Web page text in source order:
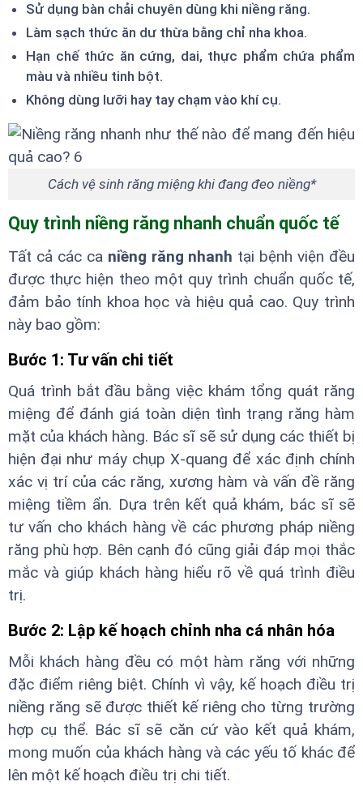
Sử dụng bàn chải chuyên dùng khi niềng răng.
Làm sạch thức ăn dư thừa bằng chỉ nha khoa.
Hạn chế thức ăn cứng, dai, thực phẩm chứa phẩm
màu và nhiều tinh bột.
Không dùng lưỡi hay tay chạm vào khí cụ.
Cách vệ sinh răng miệng khi đang đeo niềng*
Quy trình niềng răng nhanh chuẩn quốc tế
Tất cả các ca niềng răng nhanh tại bệnh viện đều
được thực hiện theo một quy trình chuẩn quốc tế,
đảm bảo tính khoa học và hiệu quả cao. Quy trình
này bao gồm:
Bước 1: Tư vấn chi tiết
Quá trình bắt đầu bằng việc khám tổng quát răng
miệng để đánh giá toàn diện tình trạng răng hàm
mặt của khách hàng. Bác sĩ sẽ sử dụng các thiết bị
hiện đại như máy chụp X-quang để xác định chính
xác vị trí của các răng, xương hàm và vấn đề răng
miệng tiềm ẩn. Dựa trên kết quả khám, bác sĩ sẽ
tư vấn cho khách hàng về các phương pháp niềng
răng phù hợp. Bên cạnh đó cũng giải đáp mọi thắc
mắc và giúp khách hàng hiểu rõ về quá trình điều
trị.
Bước 2: Lập kế hoạch chỉnh nha cá nhân hóa
Mỗi khách hàng đều có một hàm răng với những
đặc điểm riêng biệt. Chính vì vậy, kế hoạch điều trị
niềng răng sẽ được thiết kế riêng cho từng trường
hợp cụ thể. Bác sĩ sẽ căn cứ vào kết quả khám,
mong muốn của khách hàng và các yếu tố khác để
lên một kế hoạch điều trị chi tiết.